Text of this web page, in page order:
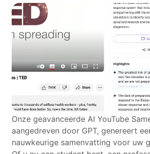
Onze geavanceerde AI YouTube
aangedreven door GPT, genereert
nauwkeurige samenvatting voor uw